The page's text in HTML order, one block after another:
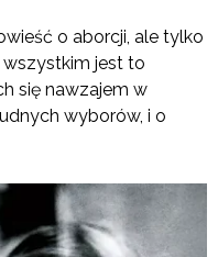
o aborcji, ale tylko
wszystkim jest to
się nawzajem w
wyborów, i o